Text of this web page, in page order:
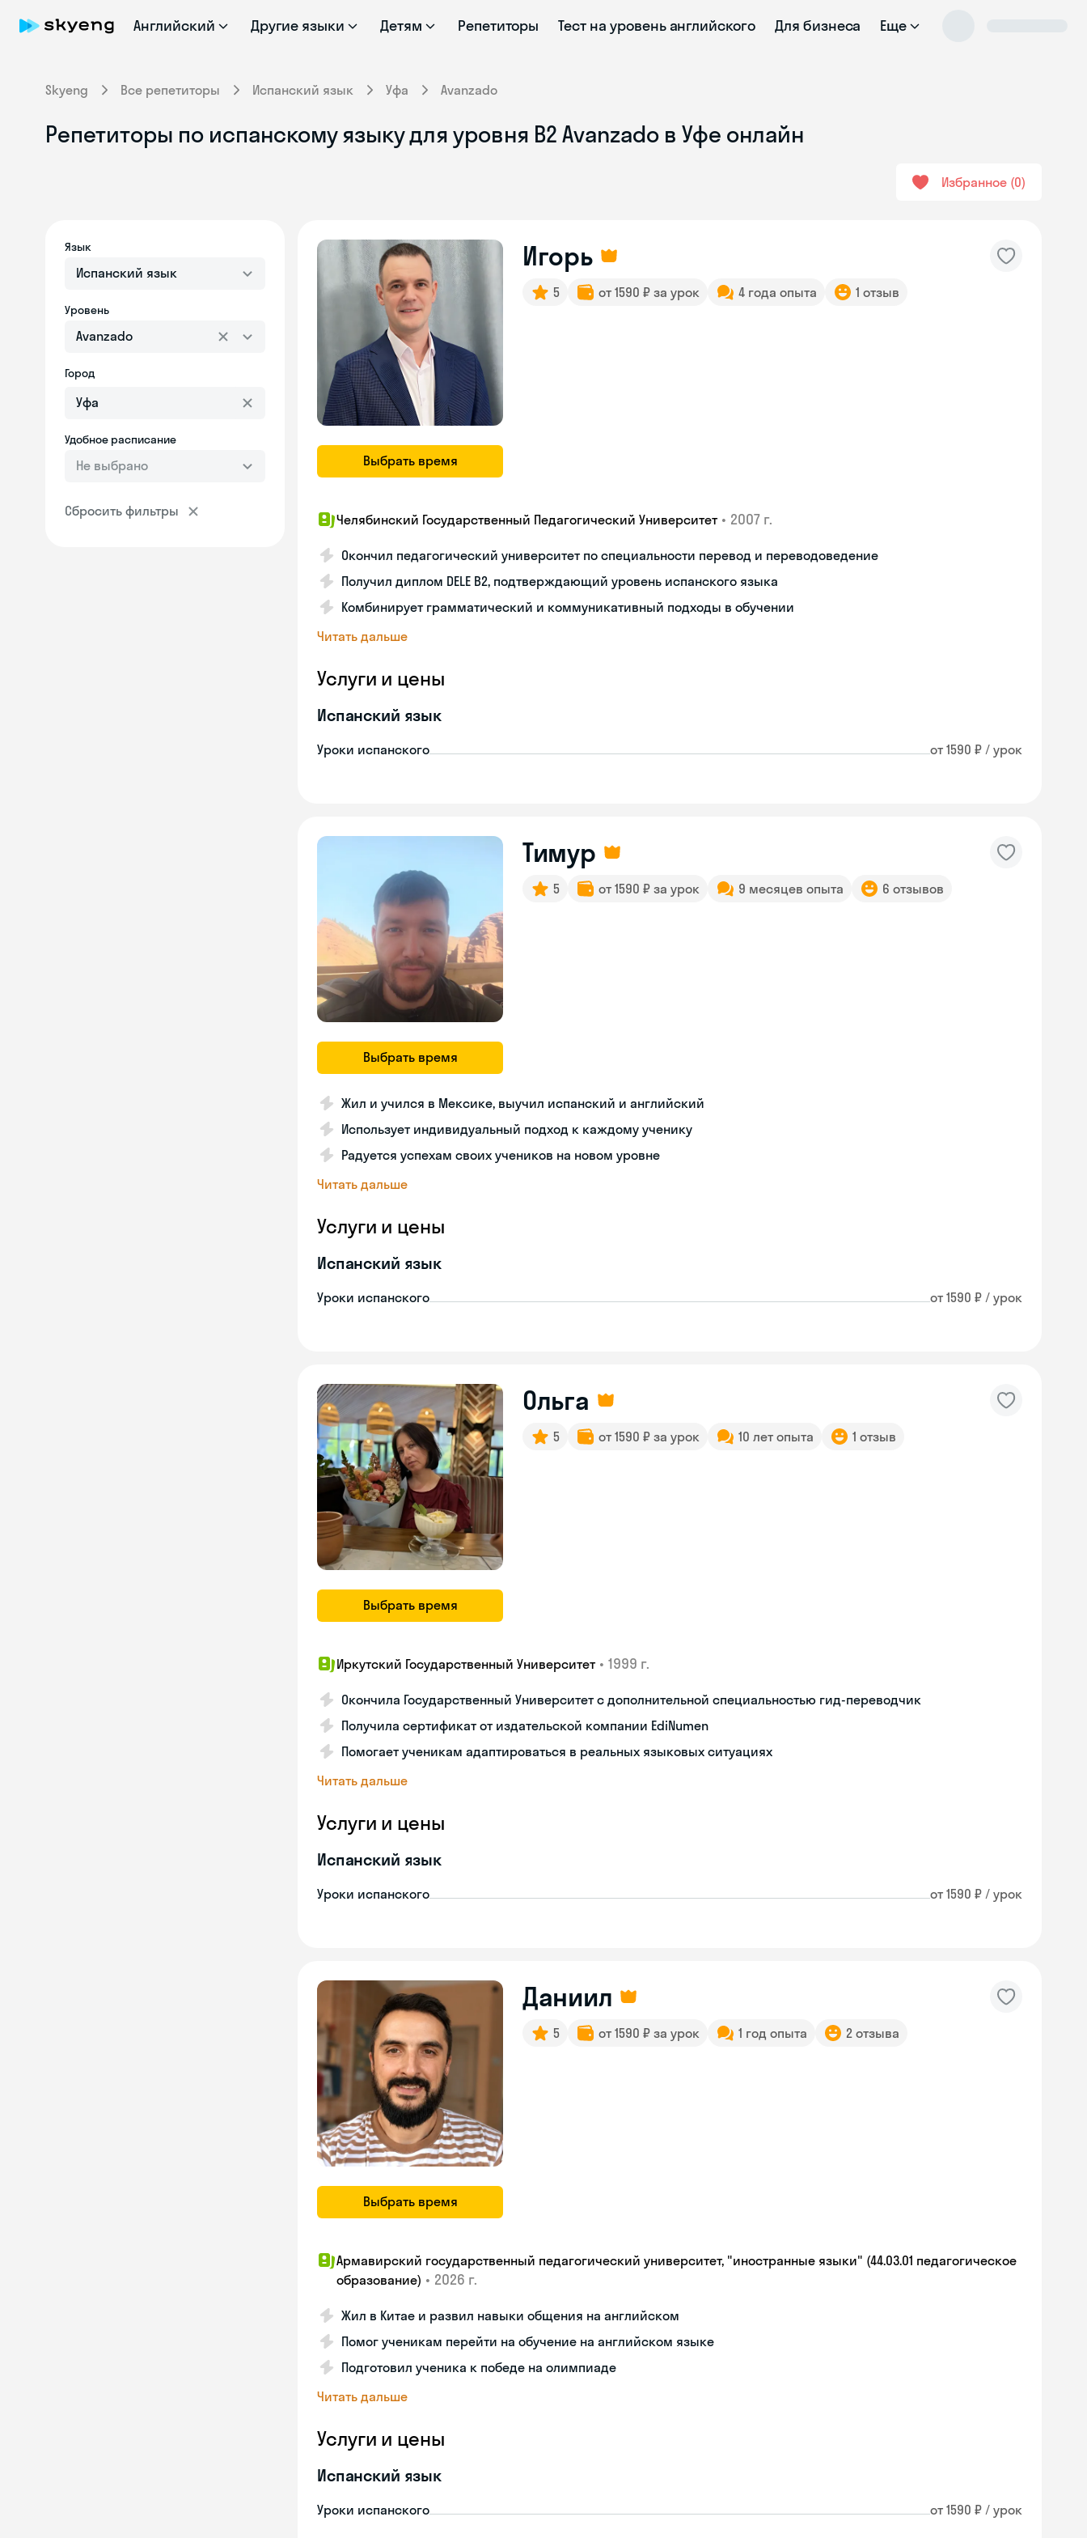
Английский Другие языки Детям Репетиторы Тест на уровень английского Для бизнеса Еще
Skyeng Все репетиторы Испанский язык Уфа Avanzado
Репетиторы по испанскому языку для уровня B2 Avanzado в Уфе онлайн
Избранное 0
Язык
Испанский язык
Уровень
Avanzado
Город
Удобное расписание
Не выбрано
Сбросить фильтры
Выбрать время
Игорь
5 от 1590 ₽ за урок 4 года опыта 1 отзыв
Челябинский Государственный Педагогический Университет • 2007 г.
Окончил педагогический университет по специальности перевод и переводоведение
Получил диплом DELE B2, подтверждающий уровень испанского языка
Комбинирует грамматический и коммуникативный подходы в обучении
Читать дальше
Услуги и цены
Испанский язык
Уроки испанского от 1590 ₽ / урок
Выбрать время
Тимур
5 от 1590 ₽ за урок 9 месяцев опыта 6 отзывов
Жил и учился в Мексике, выучил испанский и английский
Использует индивидуальный подход к каждому ученику
Радуется успехам своих учеников на новом уровне
Читать дальше
Услуги и цены
Испанский язык
Уроки испанского от 1590 ₽ / урок
Выбрать время
Ольга
5 от 1590 ₽ за урок 10 лет опыта 1 отзыв
Иркутский Государственный Университет • 1999 г.
Окончила Государственный Университет с дополнительной специальностью гид-переводчик
Получила сертификат от издательской компании EdiNumen
Помогает ученикам адаптироваться в реальных языковых ситуациях
Читать дальше
Услуги и цены
Испанский язык
Уроки испанского от 1590 ₽ / урок
Выбрать время
Даниил
5 от 1590 ₽ за урок 1 год опыта 2 отзыва
Армавирский государственный педагогический университет, "иностранные языки" (44.03.01 педагогическое
образование) • 2026 г.
Жил в Китае и развил навыки общения на английском
Помог ученикам перейти на обучение на английском языке
Подготовил ученика к победе на олимпиаде
Читать дальше
Услуги и цены
Испанский язык
Уроки испанского от 1590 ₽ / урок